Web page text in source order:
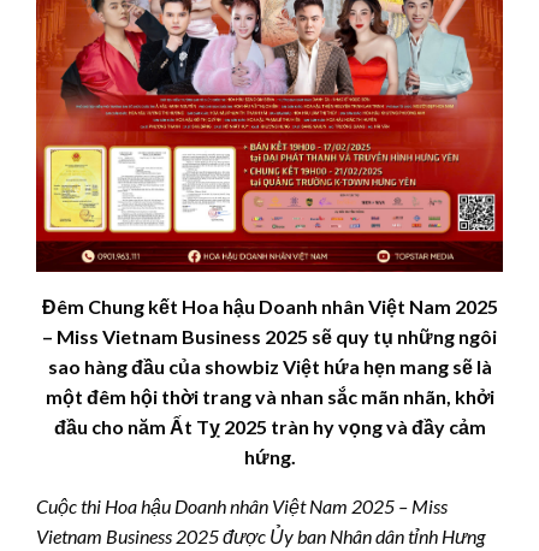
Đêm Chung kết Hoa hậu Doanh nhân Việt Nam 2025
– Miss Vietnam Business 2025 sẽ quy tụ những ngôi
sao hàng đầu của showbiz Việt hứa hẹn mang sẽ là
một đêm hội thời trang và nhan sắc mãn nhãn, khởi
đầu cho năm Ất Tỵ 2025 tràn hy vọng và đầy cảm
hứng.
Cuộc thi Hoa hậu Doanh nhân Việt Nam 2025 – Miss
Vietnam Business 2025 được Ủy ban Nhân dân tỉnh Hưng